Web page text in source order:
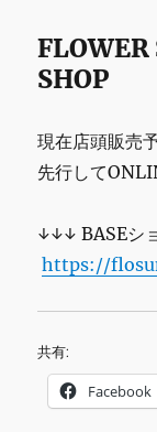
SHOP
現在店頭販売
先行して
↓↓↓ BASEシ
https://
共有:
Facebook